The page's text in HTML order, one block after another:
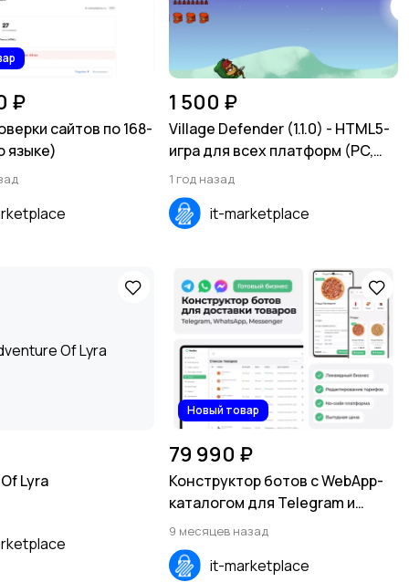
₽
сайтов по 168-
языке)
1 500 ₽
Village Defender (1.1.0) - HTML5-
игра для всех платформ (PC,
Mobile, Android, iOS)
1 год назад
it-marketplace
Lyra
Новый товар
79 990 ₽
Конструктор ботов с WebApp-
каталогом для Telegram и
WhatsApp
9 месяцев назад
it-marketplace